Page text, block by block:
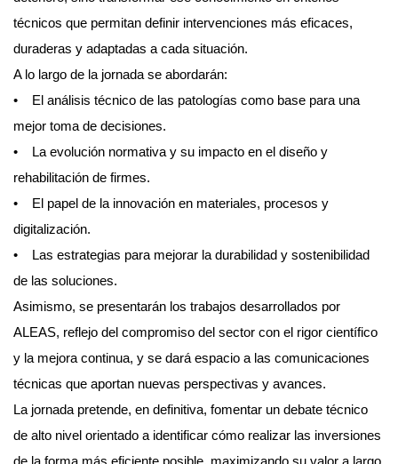
técnicos que permitan definir intervenciones más eficaces,
duraderas y adaptadas a cada situación.
A lo largo de la jornada se abordarán:
• El análisis técnico de las patologías como base para una
mejor toma de decisiones.
• La evolución normativa y su impacto en el diseño y
rehabilitación de firmes.
• El papel de la innovación en materiales, procesos y
digitalización.
• Las estrategias para mejorar la durabilidad y sostenibilidad
de las soluciones.
Asimismo, se presentarán los trabajos desarrollados por
ALEAS, reflejo del compromiso del sector con el rigor científico
y la mejora continua, y se dará espacio a las comunicaciones
técnicas que aportan nuevas perspectivas y avances.
La jornada pretende, en definitiva, fomentar un debate técnico
de alto nivel orientado a identificar cómo realizar las inversiones